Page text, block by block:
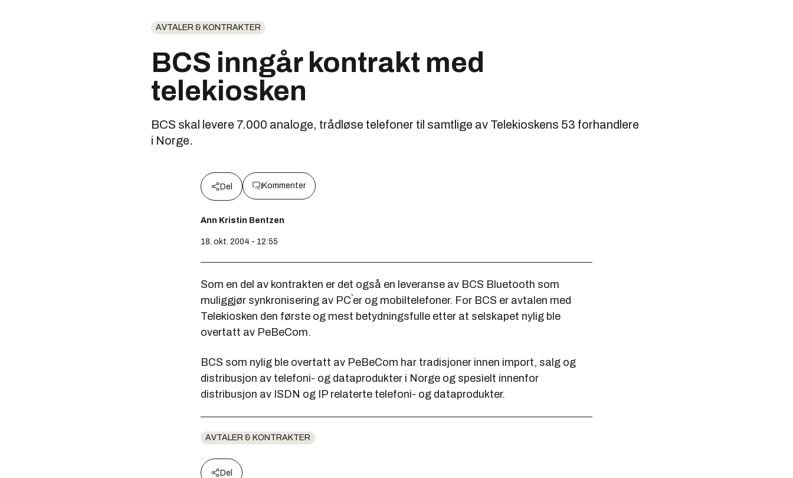
AVTALER & KONTRAKTER
BCS inngår kontrakt med
telekiosken
BCS skal levere 7.000 analoge, trådløse telefoner til samtlige av Telekioskens 53 forhandlere
i Norge.
Del Kommenter
Ann Kristin Bentzen
18. okt. 2004 - 12:55
Som en del av kontrakten er det også en leveranse av BCS Bluetooth som
muliggjør synkronisering av PC`er og mobiltelefoner. For BCS er avtalen med
Telekiosken den første og mest betydningsfulle etter at selskapet nylig ble
overtatt av PeBeCom.
BCS som nylig ble overtatt av PeBeCom har tradisjoner innen import, salg og
distribusjon av telefoni- og dataprodukter i Norge og spesielt innenfor
distribusjon av ISDN og IP relaterte telefoni- og dataprodukter.
AVTALER & KONTRAKTER
Del